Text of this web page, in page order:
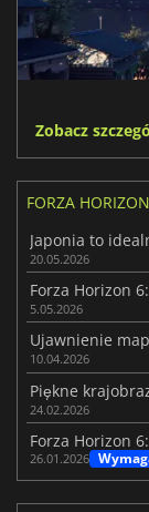
Zobacz
FORZA
20.05.2026
5.05.2026
10.04.2026
24.02.2026
26.01.2026